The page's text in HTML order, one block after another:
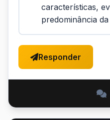
características,
predominância
Responder